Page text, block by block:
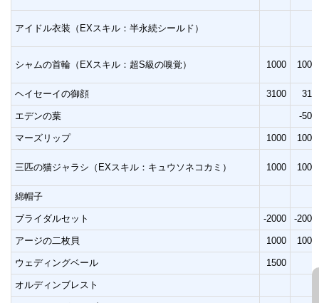
アイドル衣装（EXスキル：半永続シールド）
シャムの首輪（EXスキル：超S級の嗅覚） 1000 1000
ヘイセーイの御顔 3100 310
エデンの葉 -500
マーズリップ 1000 1000
三匹の猫ジャラシ（EXスキル：キュウソネコカミ） 1000 1000
綿帽子
ブライダルセット -2000 -2000
アージの二枚貝 1000 1000
ウェディングベール 1500
オルディンブレスト